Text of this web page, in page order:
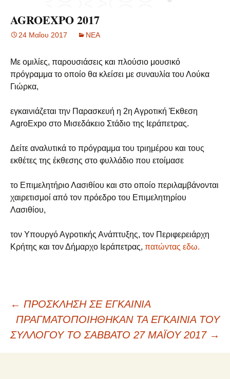
AGROEXPO 2017
24 Μαΐου 2017 ΝΕΑ
Με ομιλίες, παρουσιάσεις και πλούσιο μουσικό
πρόγραμμα το οποίο θα κλείσει με συναυλία του Λούκα
Γιώρκα,
εγκαινιάζεται την Παρασκευή η 2η Αγροτική Έκθεση
AgroExpo στο Μισεδάκειο Στάδιο της Ιεράπετρας.
Δείτε αναλυτικά το πρόγραμμα του τριημέρου και τους
εκθέτες της έκθεσης στο φυλλάδιο που ετοίμασε
το Επιμελητήριο Λασιθίου και στο οποίο περιλαμβάνονται
χαιρετισμοί από τον πρόεδρο του Επιμελητηρίου
Λασιθίου,
τον Υπουργό Αγροτικής Ανάπτυξης, τον Περιφερειάρχη
Κρήτης και τον Δήμαρχο Ιεράπετρας, πατώντας εδω.
Πλοήγηση
άρθρων
← ΠΡΟΣΚΛΗΣΗ ΣΕ ΕΓΚΑΙΝΙΑ
ΠΡΑΓΜΑΤΟΠΟΙΗΘΗΚΑΝ ΤΑ ΕΓΚΑΙΝΙΑ ΤΟΥ
ΣΥΛΛΟΓΟΥ ΤΟ ΣΑΒΒΑΤΟ 27 ΜΑΪΟΥ 2017 →